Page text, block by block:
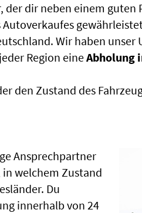
dir neben einem
Wir haben
Region eineAbholung
den Zustand des
Ansprechpartner
welchem Zustand
Du
innerhalb von 24